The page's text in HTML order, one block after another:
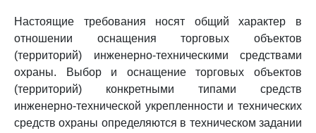
Настоящие требования носят общий характер в
отношении оснащения торговых объектов
(территорий) инженерно-техническими средствами
охраны. Выбор и оснащение торговых объектов
(территорий) конкретными типами средств
инженерно-технической укрепленности и технических
средств охраны определяются в техническом задании